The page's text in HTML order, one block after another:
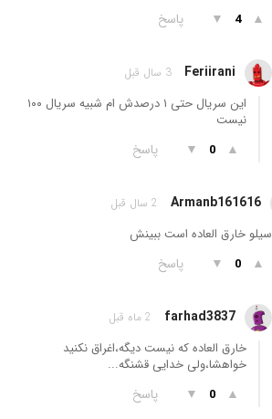
▲
4
▼ پاسخ
Feriirani 3 سال قبل
این سریال حتی ۱ درصدش ام شبیه سریال ۱۰۰
نیست
▲
0
▼ پاسخ
Armanb161616 2 سال قبل
سیلو خارق العاده است ببینش
▲
0
▼ پاسخ
farhad3837 2 ماه قبل
خارق العاده که نیست دیگه،اغراق نکنید
خواهشا،ولی خدایی قشنگه...
▲
0
▼ پاسخ